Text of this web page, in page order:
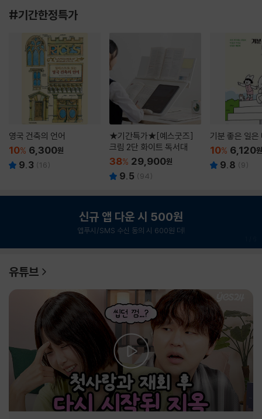
#기간한정특가
영국 건축의 언어
10% 6,300원
9.3 (16)
★기간특가★[예스굿즈]
크림 2단 화이트 독서대
38% 29,900원
9.5 (94)
기분 좋은 일은
10% 6,120원
9.8 (9)
신규 앱 다운 시 500원
앱푸시/SMS 수신 동의 시 600원 더!
유튜브